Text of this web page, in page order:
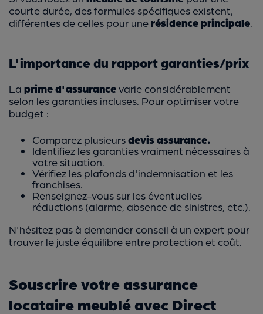
courte durée, des formules spécifiques existent,
différentes de celles pour unerésidence principale
L'importance du rapport garanties/prix
La prime d'assurancevarie considérablement
selon les garanties incluses. Pour optimiser votre
budget :
Comparez plusieursdevis assurance.
Identifiez les garanties vraiment nécessaires à
votre situation.
Vérifiez les plafonds d'indemnisation et les
franchises.
Renseignez-vous sur les éventuelles
réductions (alarme, absence de sinistres, etc.).
N'hésitez pas à demander conseil à un expert pour
trouver le juste équilibre entre protection et coût.
Souscrire votre assurance
locataire meublé avec Direct